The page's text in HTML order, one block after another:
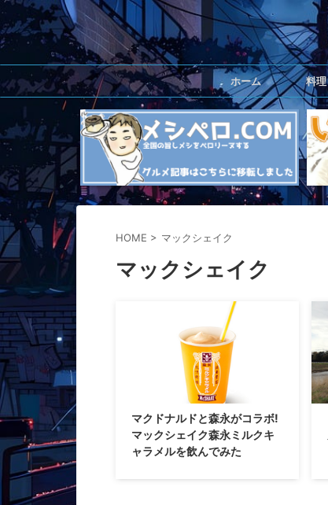
ホーム 料理
HOME > マックシェイク
マックシェイク
マクドナルドと森永がコラボ!
マックシェイク森永ミルクキ
ャラメルを飲んでみた